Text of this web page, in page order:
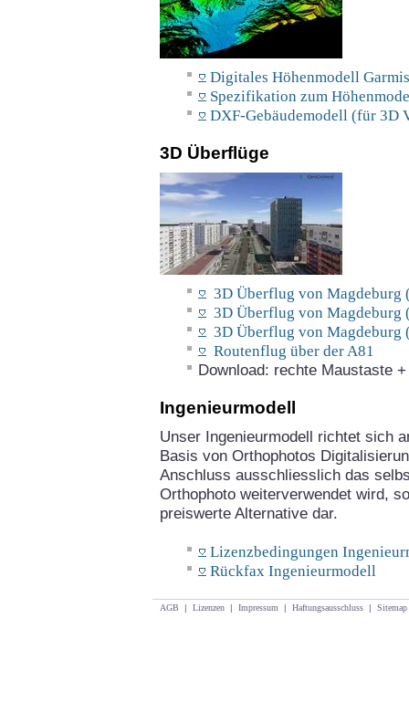
Digitales Höhenmodell
Spezifikation zum
DXF-Gebäudemodell (für 3D
3D Überflüge
3D Überflug von Magdeburg
3D Überflug von
3D Überflug von Magdeburg
Routenflug über der A81
Download: rechte Maustaste
Ingenieurmodell
Unser Ingenieurmodell richtet sich
Basis von Orthophotos
Anschluss ausschliesslich das
Orthophoto weiterverwendet wird,
preiswerte Alternative dar.
Lizenzbedingungen
Rückfax Ingenieurmodell
AGB | Lizenzen | Impressum | Haftungsausschluss | Sitemap